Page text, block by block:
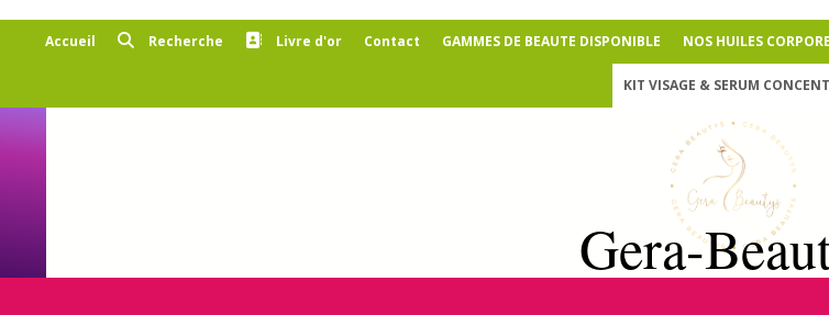
Accueil Recherche Livre d'or Contact GAMMES DE BEAUTE DISPONIBLE NOS HUILES
KIT VISAGE & SERUM
Gera-